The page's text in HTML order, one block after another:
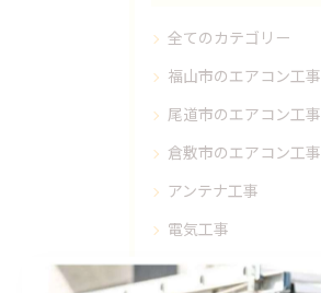
全てのカテゴリー
福山市のエアコン工事
尾道市のエアコン工事
倉敷市のエアコン工事
アンテナ工事
電気工事
お知らせ